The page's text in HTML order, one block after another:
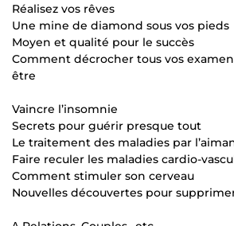
Réalisez vos rêves
Une mine de diamond sous vos pieds
Moyen et qualité pour le succès
Comment décrocher tous vos
être
Vaincre l’insomnie
Secrets pour guérir presque tout
Le traitement des maladies par
Faire reculer les maladies cardio-
Comment stimuler son cerveau
Nouvelles découvertes pour